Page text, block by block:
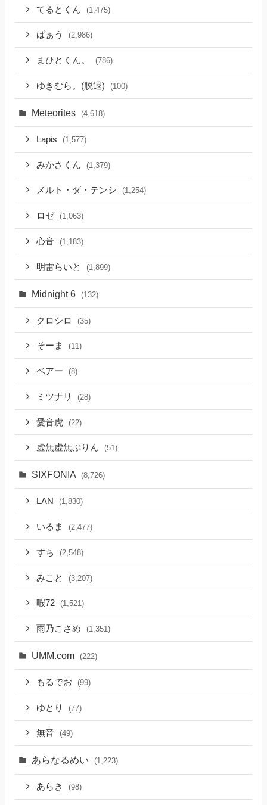
てるとくん (1,475)
ばぁう (2,986)
まひとくん。 (786)
ゆきむら。(脱退) (100)
Meteorites (4,618)
Lapis (1,577)
みかさくん (1,379)
メルト・ダ・テンシ (1,254)
ロゼ (1,063)
心音 (1,183)
明雷らいと (1,899)
Midnight 6 (132)
クロシロ (35)
そーま (11)
ベアー (8)
ミツナリ (28)
愛音虎 (22)
虚無虚無ぷりん (51)
SIXFONIA (8,726)
LAN (1,830)
いるま (2,477)
すち (2,548)
みこと (3,207)
暇72 (1,521)
雨乃こさめ (1,351)
UMM.com (222)
もるでお (99)
ゆとり (77)
無音 (49)
あらなるめい (1,223)
あらき (98)